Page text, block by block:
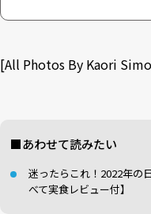
[All Photos By Kaori
■あわせて読みたい
迷ったらこれ！2022年の
べて実食レビュー付】